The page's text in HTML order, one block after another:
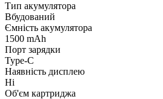
Тип акумулятора
Вбудований
Ємність акумулятора
1500 mAh
Порт зарядки
Type-C
Наявність дисплею
Ні
Об'єм картриджа